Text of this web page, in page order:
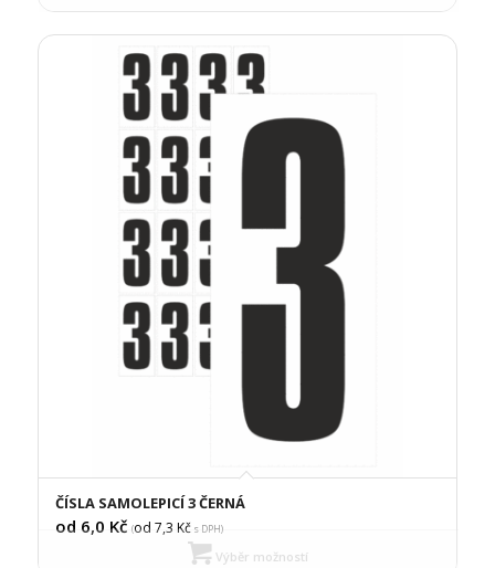
ČÍSLA SAMOLEPICÍ 3 ČERNÁ
od 6,0 Kč (od 7,3 Kčs DPH)
Výběr možností